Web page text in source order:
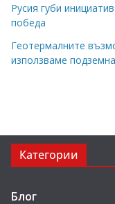
Русия губи
победа
Геотермалните
използваме
Категории
Блог